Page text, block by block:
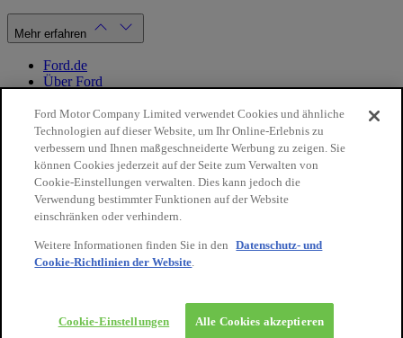
Mehr erfahren
Ford.de
Über Ford
Datenschutzbestimmungen
Impressum
Mein Konto
Login / Registrierung
Meine Bestellungen
Land ändern
© 2026 Ford-Werke-GmbH
Ford Onlineshop
Ford Motor Company Limited verwendet Cookies und ähnliche
Technologien auf dieser Website, um Ihr Online-Erlebnis zu
verbessern und Ihnen maßgeschneiderte Werbung zu zeigen. Sie
können Cookies jederzeit auf der Seite zum Verwalten von
Cookie-Einstellungen verwalten. Dies kann jedoch die
Verwendung bestimmter Funktionen auf der Website
einschränken oder verhindern.
Weitere Informationen finden Sie in den
Datenschutz- und
Cookie-Richtlinien der Website.
Cookie-Einstellungen Alle Cookies akzeptieren
Bestellung